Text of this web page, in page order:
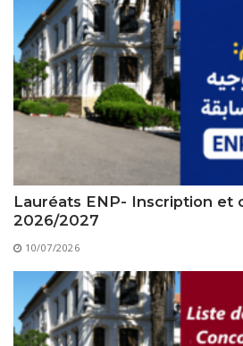
Lauréats ENP- Inscription et
2026/2027
10/07/2026